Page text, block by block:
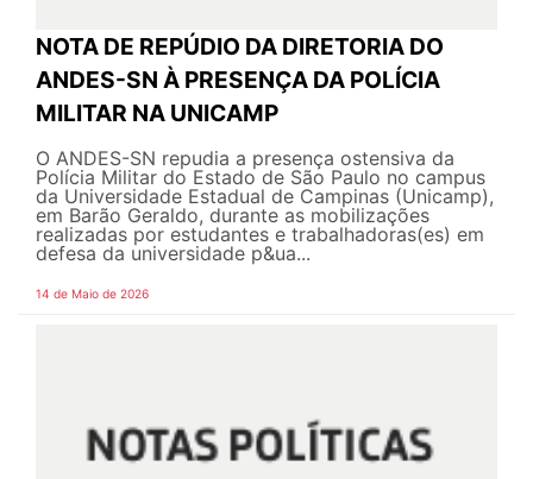
NOTA DE REPÚDIO DA DIRETORIA DO
ANDES-SN À PRESENÇA DA POLÍCIA
MILITAR NA UNICAMP
O ANDES-SN repudia a presença ostensiva da
Polícia Militar do Estado de São Paulo no campus
da Universidade Estadual de Campinas (Unicamp),
em Barão Geraldo, durante as mobilizações
realizadas por estudantes e trabalhadoras(es) em
defesa da universidade p&ua...
14 de Maio de 2026